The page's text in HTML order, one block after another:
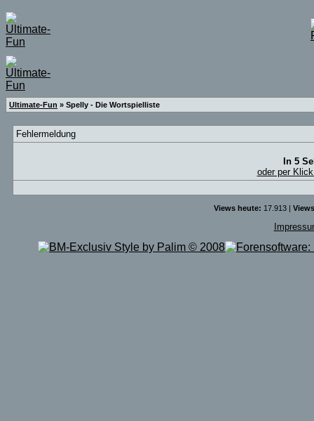
Ultimate-Fun » Spelly - Die Wortspielliste
Fehlermeldung
In 5
oder per
Views heute: 17.913 |